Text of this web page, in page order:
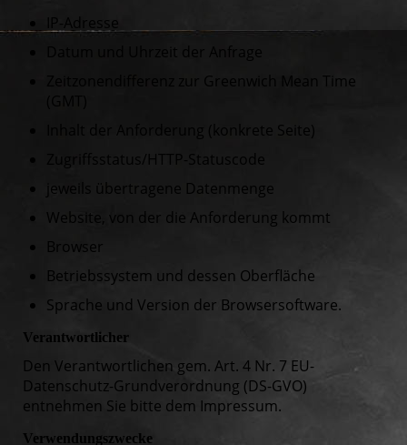
IP-Adresse
Datum und Uhrzeit der Anfrage
Zeitzonendifferenz zur Greenwich Mean Time
Inhalt der Anforderung (konkrete Seite)
Zugriffsstatus/HTTP-Statuscode
jeweils übertragene Datenmenge
Website, von der die Anforderung kommt
Browser
Betriebssystem und dessen Oberfläche
Sprache und Version der Browsersoftware.
Verantwortlicher
Den Verantwortlichen gem. Art. 4 Nr. 7 EU-
Datenschutz-Grundverordnung (DS-GVO)
entnehmen Sie bitte dem Impressum.
Verwendungszwecke